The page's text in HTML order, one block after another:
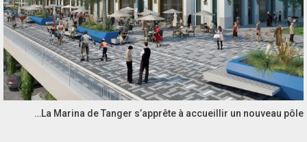
La Marina de Tanger s’apprête à accueillir un nouveau pôle…